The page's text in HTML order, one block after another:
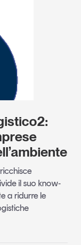
il suo know-
a ridurre le